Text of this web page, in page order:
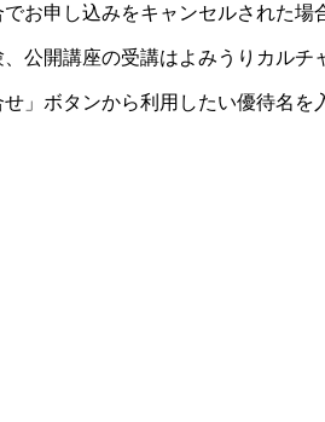
申し込みをキャンセルされた場
公開講座の受講はよみうりカルチ
ボタンから利用したい優待名を